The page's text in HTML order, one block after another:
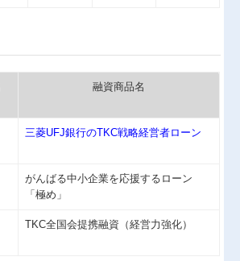
融資商品名
三菱UFJ銀行のTKC戦略経営者ローン
がんばる中小企業を応援するローン
「極め」
TKC全国会提携融資（経営力強化）